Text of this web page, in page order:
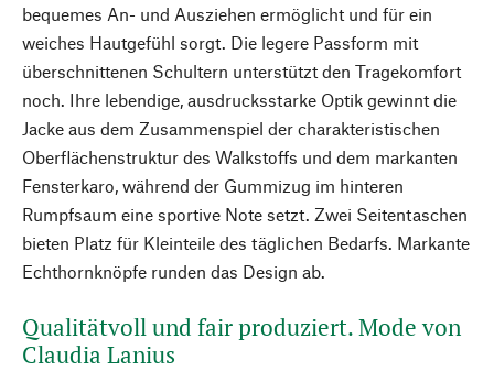
bequemes An- und Ausziehen ermöglicht und für ein
weiches Hautgefühl sorgt. Die legere Passform mit
überschnittenen Schultern unterstützt den Tragekomfort
noch. Ihre lebendige, ausdrucksstarke Optik gewinnt die
Jacke aus dem Zusammenspiel der charakteristischen
Oberflächenstruktur des Walkstoffs und dem markanten
Fensterkaro, während der Gummizug im hinteren
Rumpfsaum eine sportive Note setzt. Zwei Seitentaschen
bieten Platz für Kleinteile des täglichen Bedarfs. Markante
Echthornknöpfe runden das Design ab.
Qualitätvoll und fair produziert. Mode von
Claudia Lanius